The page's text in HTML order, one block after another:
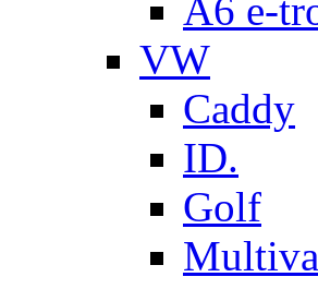
A6 e-
VW
Caddy
ID.
Golf